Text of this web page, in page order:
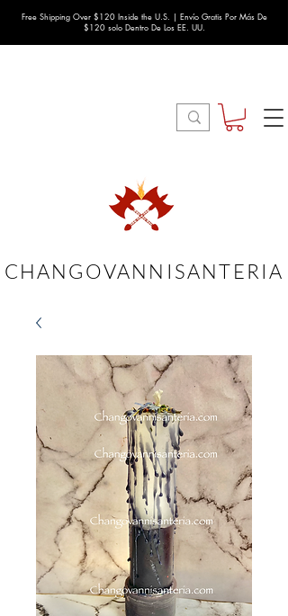
Free Shipping Over $120 Inside the U.S. | Envío Gratis Por Más De
$120 solo Dentro De Los EE. UU.
CHANGOVANNISANTERIA